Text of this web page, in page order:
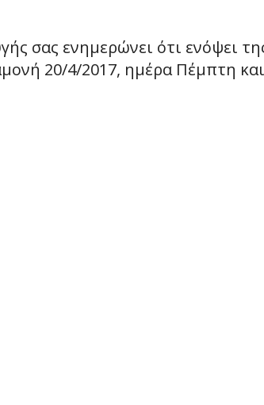
σας ενημερώνει ότι ενόψει
20/4/2017, ημέρα Πέμπτη